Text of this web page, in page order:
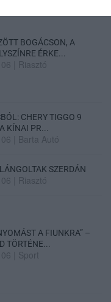
BOGÁCSON, A
ÉRKE...
Riasztó
CHERY TIGGO 9
KÍNAI PR...
Barta Autó
SZERDÁN
Riasztó
A FIUNKRA” –
TÖRTÉNE...
Sport